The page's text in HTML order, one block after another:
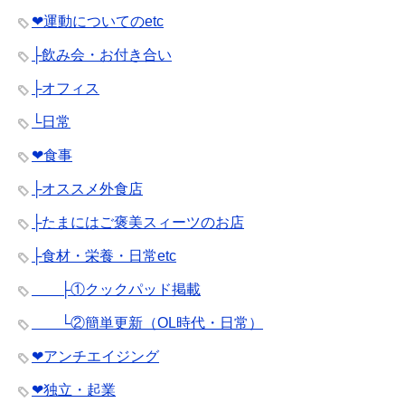
❤︎運動についてのetc
├飲み会・お付き合い
├オフィス
└日常
❤︎食事
├オススメ外食店
├たまにはご褒美スィーツのお店
├食材・栄養・日常etc
├①クックパッド掲載
└②簡単更新（OL時代・日常）
❤︎アンチエイジング
❤︎独立・起業